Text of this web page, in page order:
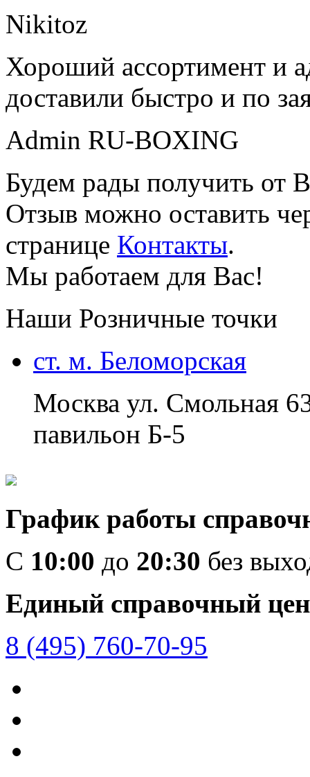
Nikitoz
Хороший ассортимент и
доставили быстро и по
Admin RU-BOXING
Будем рады получить от
Отзыв можно оставить
странице Контакты.
Мы работаем для Вас!
Наши Розничные точки
ст. м. Беломорская
Москва ул. Смольная
павильон Б-5
График работы
C 10:00 до 20:30 без
Единый справочный
8 (495) 760-70-95